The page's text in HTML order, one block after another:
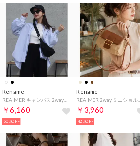
Rename
￥6,160
50%OFF
Rename
￥3,960
42%OFF